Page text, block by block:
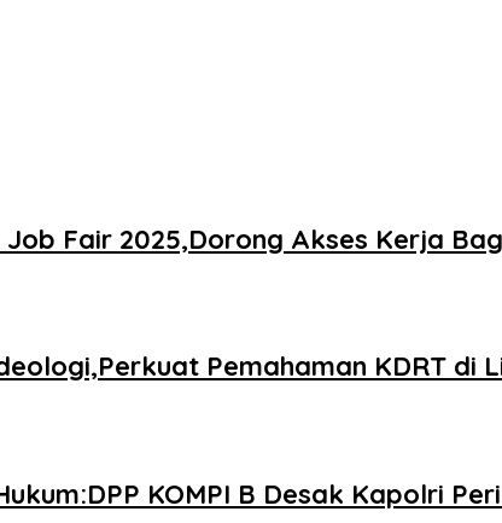
Fair 2025,Dorong Akses Kerja
Pemahaman KDRT di
KOMPI B Desak Kapolri